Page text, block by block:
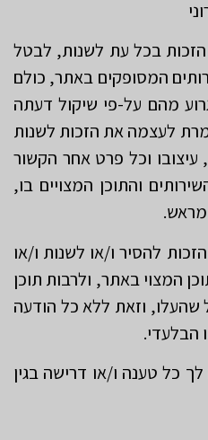
בכל עת לשנות, לבטל
המסופקים באתר, כולם
מהם על-פי שיקול דעתה
לעצמה את הזכות לשנות
וכל פרט אחר הקשור
והתוכן המצויים בו,
מראש.
להסיר ו/או לשנות ו/או
המצוי באתר, ולרבות תוכן
וזאת ללא כל הודעה
הבלעדי.
כל טענה ו/או דרישה בגין